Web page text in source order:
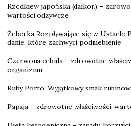
Rzodkiew japońska (daikon) –
wartości odżywcze
Żeberka Rozpływające się w Ustach:
danie, które zachwyci podniebienie
Czerwona cebula – zdrowotne
organizmu
Ruby Porto: Wyjątkowy smak
Papaja – zdrowotne właściwości,